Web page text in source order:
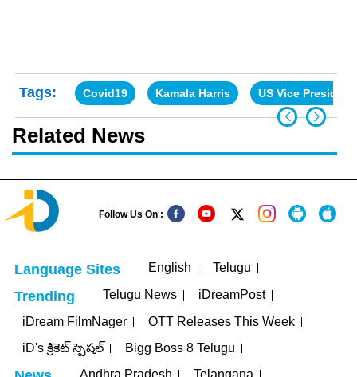
Tags: Covid19 Kamala Harris US Vice President
Related News
Follow Us On :
Language Sites English Telugu
Trending Telugu News
iDreamPost
iDream FilmNager
OTT Releases This Week
iD's క్రికెట్ స్పెషల్
Bigg Boss 8 Telugu
Andhra Pradesh Telangana